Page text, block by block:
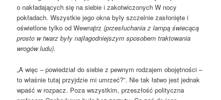
o nakładających się na siebie i zakotwiczonych W nocy
pokładach. Wszystkie jego okna były szczelnie zasłonięte i
oświetlone tylko od Wewnątrz(przesłuchania z lampą świecącą
prosto w twarz były najłagodniejszym sposobem traktowania
wrogów ludu).
„A więc – powiedział do siebie z pewnym rodzajem obojętności –
to właśnie tutaj przyjdzie mi umrzeć?”. Nie tak łatwo jest jednak
wpaść w rozpacz. Poza wszystkim, przeszłość polityczna